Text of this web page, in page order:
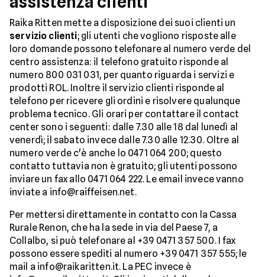
Raika Ritten mette a disposizione dei suoi clienti un
servizio clienti; gli utenti che vogliono risposte alle
loro domande possono telefonare al numero verde del
centro assistenza: il telefono gratuito risponde al
numero 800 031 031, per quanto riguarda i servizi e
prodotti ROL. Inoltre il servizio clienti risponde al
telefono per ricevere gli ordini e risolvere qualunque
problema tecnico. Gli orari per contattare il contact
center sono i seguenti: dalle 7.30 alle 18 dal lunedì al
venerdì; il sabato invece dalle 7.30 alle 12.30. Oltre al
numero verde c'è anche lo 0471 064 200; questo
contatto tuttavia non è gratuito; gli utenti possono
inviare un fax allo 0471 064 222. Le email invece vanno
inviate a info@raiffeisen.net.
Per mettersi direttamente in contatto con la Cassa
Rurale Renon, che ha la sede in via del Paese 7, a
Collalbo, si può telefonare al +39 0471 357 500. I fax
possono essere spediti al numero +39 0471 357 555; le
mail a info@raikaritten.it. La PEC invece è